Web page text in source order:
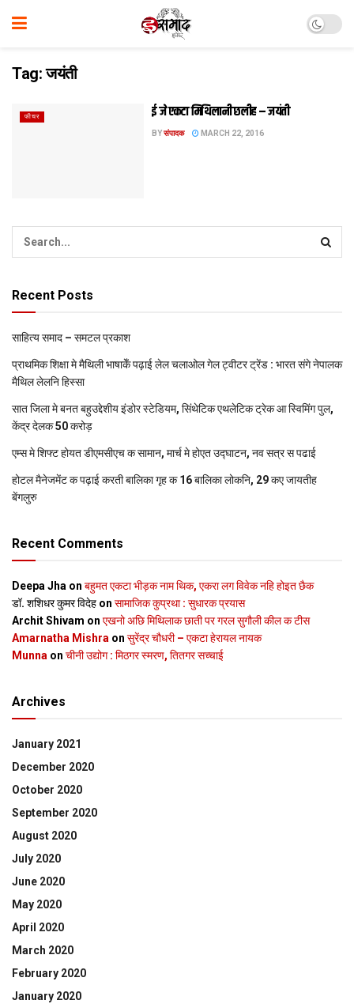
Tag:जयंती
फीचर ई जे एकटा मिथि‍लानी छलीह – जयंती
BYसंपादक MARCH 22, 2016
Recent Posts
साहित्य समाद – समटल प्रकाश
प्राथमिक शि‍क्षा मे मैथि‍ली भाषाकेँ पढ़ाई लेल चलाओल गेल ट्वीटर ट्रेंड : भारत संगे नेपालक
मैथिल लेलनि हिस्सा
सात जिला मे बनत बहुउद्देशीय इंडोर स्‍टेडि‍यम, सिंथेटिक एथलेटिक ट्रेक आ स्विमिंग पुल,
केंद्र देलक 50 करोड़
एम्स मे शिफ्ट होयत डीएमसीएच क सामान, मार्च मे होएत उद्घाटन, नव सत्र स पढाई
होटल मैनेजमेंट क पढ़ाई करती बालिका गृह क 16 बालिका लोकनि, 29 कए जायतीह
बेंगलुरु
Recent Comments
Deepa Jha on बहुमत एकटा भीड़क नाम थिक, एकरा लग विवेक नहि होइत छैक
डॉ. शशिधर कुमर विदेह on सामाजिक कुप्रथा : सुधारक प्रयास
Archit Shivam on एखनो अछि मिथिलाक छाती पर गरल सुगौली कील क टीस
Amarnatha Mishra on सुरेंद्र चौधरी – एकटा हेरायल नायक
Munna on चीनी उद्योग : मिठगर स्‍मरण, तितगर सच्‍चाई
Archives
January 2021
December 2020
October 2020
September 2020
August 2020
July 2020
June 2020
May 2020
April 2020
March 2020
February 2020
January 2020